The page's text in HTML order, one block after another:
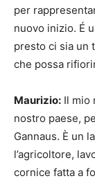
per
nuovo inizio. É
presto ci sia un
che possa
Maurizio: Il mio
nostro paese,
Gannaus. È un
l’agricoltore,
cornice fatta a